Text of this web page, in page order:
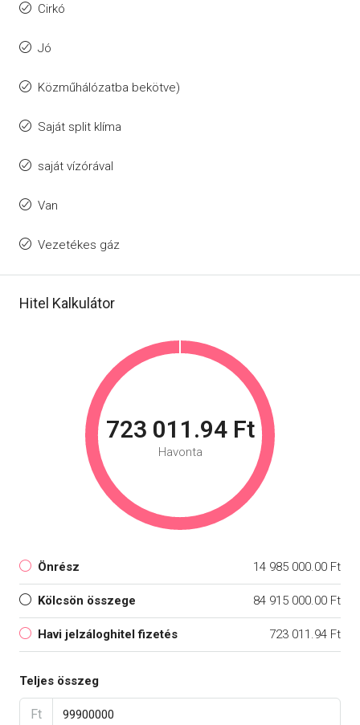
Cirkó
Jó
Közműhálózatba bekötve)
Saját split klíma
saját vízórával
Van
Vezetékes gáz
Hitel Kalkulátor
723 011.94 Ft
Havonta
Önrész 14 985 000.00 Ft
Kölcsön összege 84 915 000.00 Ft
Havi jelzáloghitel fizetés 723 011.94 Ft
Teljes összeg
Ft